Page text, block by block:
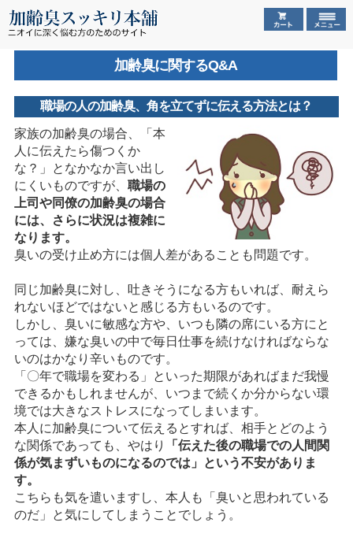
加齢臭に関するQ&A
職場の人の加齢臭、角を立てずに伝える方法とは？
家族の加齢臭の場合、「本
人に伝えたら傷つくか
な？」となかなか言い出し
にくいものですが、 職場の
上司や同僚の加齢臭の場合
には、さらに状況は複雑に
なります。
臭いの受け止め方には個人差があることも問題です。
同じ加齢臭に対し、吐きそうになる方もいれば、耐えら
れないほどではないと感じる方もいるのです。
しかし、臭いに敏感な方や、いつも隣の席にいる方にと
っては、嫌な臭いの中で毎日仕事を続けなければならな
いのはかなり辛いものです。
「〇年で職場を変わる」といった期限があればまだ我慢
できるかもしれませんが、いつまで続くか分からない環
境では大きなストレスになってしまいます。
本人に加齢臭について伝えるとすれば、相手とどのよう
な関係であっても、やはり
「伝えた後の職場での人間関
係が気まずいものになるのでは」という不安がありま
す。
こちらも気を遣いますし、本人も「臭いと思われている
のだ」と気にしてしまうことでしょう。